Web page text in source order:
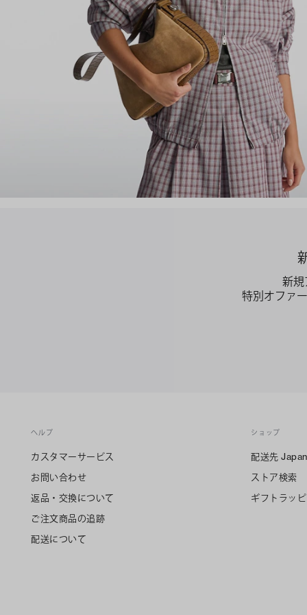
新
特別オファ
ヘルプ
カスタマーサービス
お問い合わせ
返品・交換について
ご注文商品の追跡
配送について
ショップ
配送先 Japan
ストア検索
ギフトラッ